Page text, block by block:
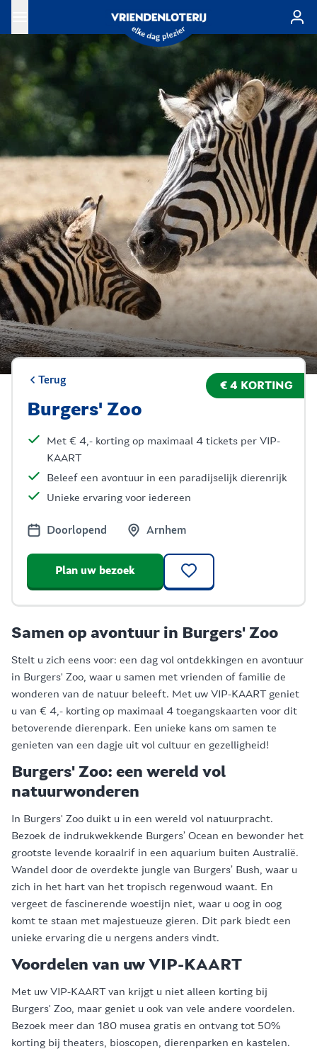
Ga naar de hoofdinhoud
Terug
Burgers' Zoo
€ 4 KORTING
Met € 4,- korting op maximaal 4 tickets per VIP-
KAART
Beleef een avontuur in een paradijselijk dierenrijk
Unieke ervaring voor iedereen
Doorlopend Arnhem
Plan uw bezoek
Samen op avontuur in Burgers' Zoo
Stelt u zich eens voor: een dag vol ontdekkingen en avontuur
in Burgers' Zoo, waar u samen met vrienden of familie de
wonderen van de natuur beleeft. Met uw VIP-KAART geniet
u van € 4,- korting op maximaal 4 toegangskaarten voor dit
betoverende dierenpark. Een unieke kans om samen te
genieten van een dagje uit vol cultuur en gezelligheid!
Burgers' Zoo: een wereld vol
natuurwonderen
In Burgers' Zoo duikt u in een wereld vol natuurpracht.
Bezoek de indrukwekkende Burgers’ Ocean en bewonder het
grootste levende koraalrif in een aquarium buiten Australië.
Wandel door de overdekte jungle van Burgers’ Bush, waar u
zich in het hart van het tropisch regenwoud waant. En
vergeet de fascinerende woestijn niet, waar u oog in oog
komt te staan met majestueuze gieren. Dit park biedt een
unieke ervaring die u nergens anders vindt.
Voordelen van uw VIP-KAART
Met uw VIP-KAART van krijgt u niet alleen korting bij
Burgers' Zoo, maar geniet u ook van vele andere voordelen.
Bezoek meer dan 180 musea gratis en ontvang tot 50%
korting bij theaters, bioscopen, dierenparken en kastelen.